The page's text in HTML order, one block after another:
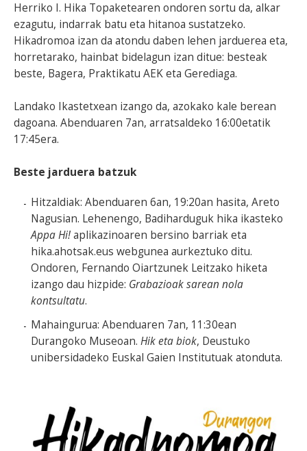
Herriko I. Hika Topaketearen ondoren sortu da, alkar
ezagutu, indarrak batu eta hitanoa sustatzeko.
Hikadromoa izan da atondu daben lehen jarduerea eta,
horretarako, hainbat bidelagun izan ditue: besteak
beste, Bagera, Praktikatu AEK eta Gerediaga.
Landako Ikastetxean izango da, azokako kale berean
dagoana. Abenduaren 7an, arratsaldeko 16:00etatik
17:45era.
Beste jarduera batzuk
Hitzaldiak: Abenduaren 6an, 19:20an hasita, Areto
Nagusian. Lehenengo, Badiharduguk hika ikasteko
Appa Hi!aplikazinoaren bersino barriak eta
hika.ahotsak.eus webgunea aurkeztuko ditu.
Ondoren, Fernando Oiartzunek Leitzako hiketa
izango dau hizpide: Grabazioak sarean nola
kontsultatu.
Mahaingurua: Abenduaren 7an, 11:30ean
Durangoko Museoan. Hik eta biok, Deustuko
unibersidadeko Euskal Gaien Institutuak atonduta.